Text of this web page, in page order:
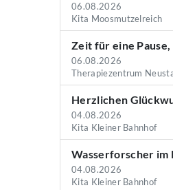
06.08.2026
Kita Moosmutzelreich
Zeit für eine
06.08.2026
Therapiezentrum
Herzlichen
04.08.2026
Kita Kleiner Bahnhof
Wasserforscher im
04.08.2026
Kita Kleiner Bahnhof